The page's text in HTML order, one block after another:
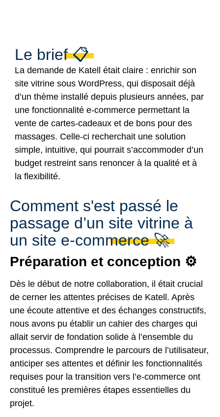
Le brief 📋
La demande de Katell était claire : enrichir son
site vitrine sous WordPress, qui disposait déjà
d’un thème installé depuis plusieurs années, par
une fonctionnalité e-commerce permettant la
vente de cartes-cadeaux et de bons pour des
massages. Celle-ci recherchait une solution
simple, intuitive, qui pourrait s’accommoder d’un
budget restreint sans renoncer à la qualité et à
la flexibilité.
Comment s'est passé le
passage d’un site vitrine à
un site e-commerce 🚀
Préparation et conception ⚙️
Dès le début de notre collaboration, il était crucial
de cerner les attentes précises de Katell. Après
une écoute attentive et des échanges constructifs,
nous avons pu établir un cahier des charges qui
allait servir de fondation solide à l’ensemble du
processus. Comprendre le parcours de l’utilisateur,
anticiper ses attentes et définir les fonctionnalités
requises pour la transition vers l’e-commerce ont
constitué les premières étapes essentielles du
projet.